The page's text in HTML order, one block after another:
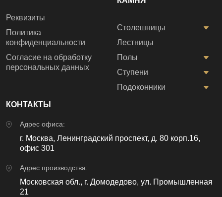
Реквизиты
Политика
конфиденциальности
Согласие на обработку
персональных данных
Столешницы
Лестницы
Полы
Ступени
Подоконники
КОНТАКТЫ
Адрес офиса:
г. Москва, Ленинградский проспект, д. 80 корп.16,
офис 301
Адрес производства:
Московская обл., г. Домодедово, ул. Промышленная
21